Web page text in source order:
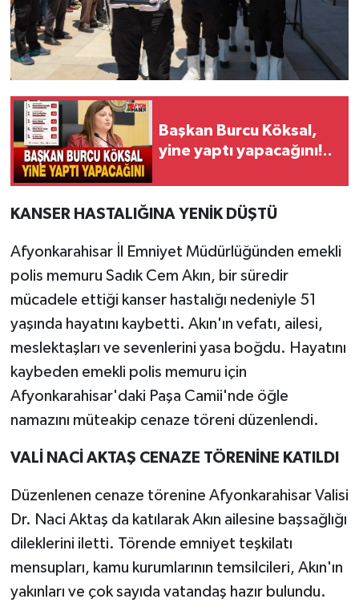
Başkan Burcu Köksal,
yine yaptı yapacağını!..
KANSER HASTALIĞINA YENİK DÜŞTÜ
Afyonkarahisar İl Emniyet Müdürlüğünden emekli
polis memuru Sadık Cem Akın, bir süredir
mücadele ettiği kanser hastalığı nedeniyle 51
yaşında hayatını kaybetti. Akın'ın vefatı, ailesi,
meslektaşları ve sevenlerini yasa boğdu. Hayatını
kaybeden emekli polis memuru için
Afyonkarahisar'daki Paşa Camii'nde öğle
namazını müteakip cenaze töreni düzenlendi.
VALİ NACİ AKTAŞ CENAZE TÖRENİNE KATILDI
Düzenlenen cenaze törenine Afyonkarahisar Valisi
Dr. Naci Aktaş da katılarak Akın ailesine başsağlığı
dileklerini iletti. Törende emniyet teşkilatı
mensupları, kamu kurumlarının temsilcileri, Akın'ın
yakınları ve çok sayıda vatandaş hazır bulundu.